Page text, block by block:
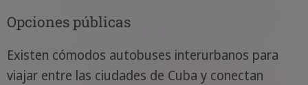
Opciones públicas
Existen cómodos autobuses interurbanos para
viajar entre las ciudades de Cuba y conectan